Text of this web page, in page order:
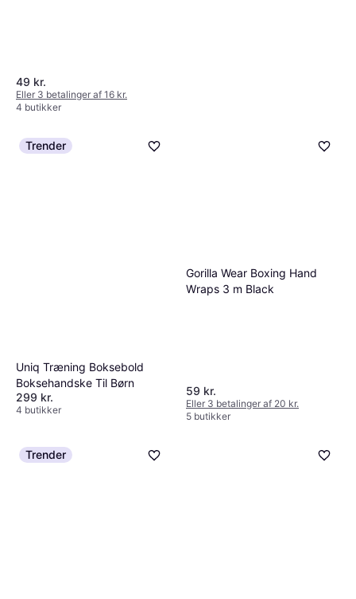
49 kr.
Eller 3 betalinger af 16 kr.
4 butikker
Trender
Uniq Træning Boksebold
Boksehandske Til Børn
299 kr.
4 butikker
Gorilla Wear Boxing Hand
Wraps 3 m Black
59 kr.
Eller 3 betalinger af 20 kr.
5 butikker
Trender